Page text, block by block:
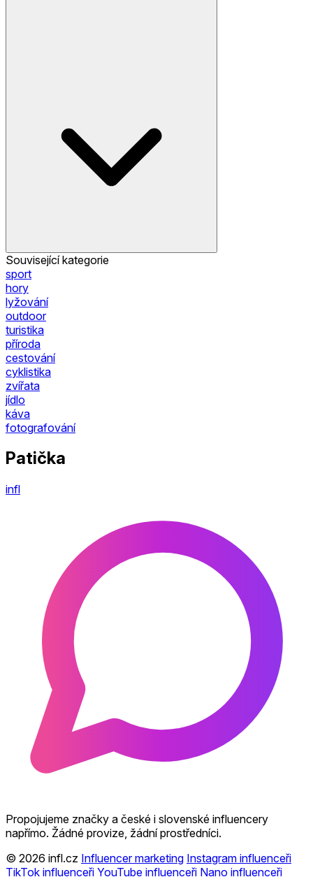
Související kategorie
sport
hory
lyžování
outdoor
turistika
příroda
cestování
cyklistika
zvířata
jídlo
káva
fotografování
Patička
infl
Propojujeme značky a české i slovenské influencery
napřímo. Žádné provize, žádní prostředníci.
© 2026 infl.cz Influencer marketing Instagram influenceři
TikTok influenceři YouTube influenceři Nano influenceři